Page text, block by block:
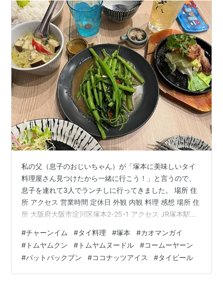
私の父（息子のおじいちゃん）が「塚本に美味しいタイ
料理屋さん見つけたから一緒に行こう！」と言うので、
息子を連れて3人でランチしに行ってきました。 場所 住
所 アクセス 営業時間 定休日 外観 内観 料理 感想 場所 住
所 大阪府大阪市淀川区塚本2-25-1 アクセス JR塚本駅か
分〜15時（ラストオーダー14時30分）、17時〜22時（ラ
ストオーダー21時30分） 定休日 月曜 外観 JR塚本駅か
ら、商店街の中を通って奥まで行くと、お店がありまし
た。 外観はこんな感じ。 内観 お店に入るとカウンター
#チャーンイム #タイ料理 #塚本 #カオマンガイ
# トムヤムクン # トムヤムヌードル #コームーヤーン
#パットパックブン #ココナッツアイス #タイビール